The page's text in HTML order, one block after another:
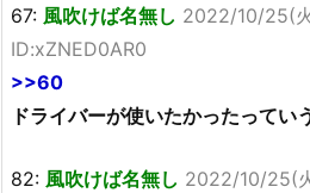
67: 風吹けば名無し 2022/10/25(
ID:xZNED0AR0
>>60
ドライバーが使いたかったってい
82: 風吹けば名無し 2022/10/25(